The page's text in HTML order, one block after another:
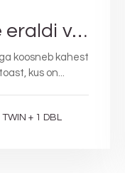
Peretuba kahe eraldi voodiga
koosneb kahest
kus on...
TWIN + 1 DBL